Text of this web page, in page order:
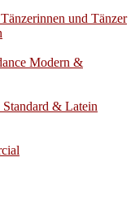
und Tänzer
Modern &
& Latein